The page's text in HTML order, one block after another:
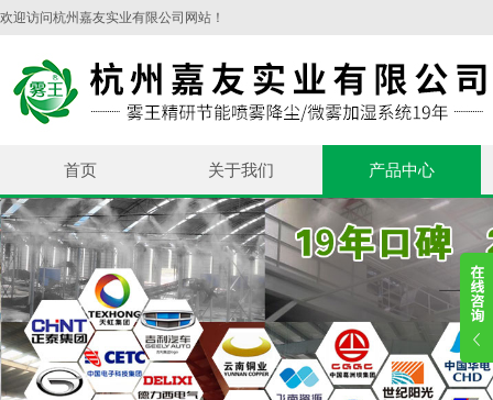
欢迎访问杭州嘉友实业有限公司网站！
首页 关于我们 产品中心